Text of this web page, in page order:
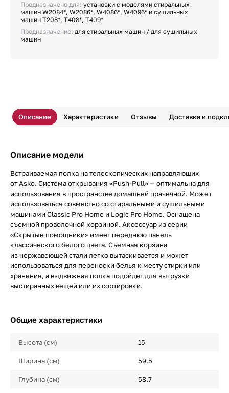
Предназначено для: установки с моделями стиральных
машин W2084*, W2086*, W4086*, W4096* и сушильных
машин T208*, T408*, T409*
Предназначение: для стиральных машин / для сушильных
машин
Описание Характеристики Отзывы Доставка и
Описание модели
Встраиваемая полка на телескопических направляющих
от Asko. Cистема открывания «Push-Pull» — оптимальна для
использования в пространстве домашней прачечной. Может
использоваться совместно со стиральными и сушильными
машинами Classic Pro Home и Logic Pro Home. Оснащена
съемной проволочной корзиной. Аксессуар из серии
«Скрытые помощники» имеет переднюю панель
классического белого цвета. Съемная корзина
из нержавеющей стали легко вытаскивается и может
использоваться для переноски белья к месту стирки или
хранения, а выдвижная полка подойдет для выгрузки
выстиранных вещей или их сортировки.
Общие характеристики
Высота (см) 15
Ширина (см) 59.5
Глубина (см) 58.7